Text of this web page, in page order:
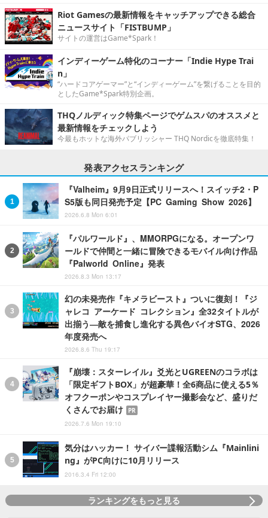
Riot Gamesの最新情報をキャッチアップできる総合
ニュースサイト「FISTBUMP」
サイトの運営はGame*Spark！
インディーゲーム特化のコーナー「Indie Hype Trai
n」
“ハードコアゲーマー”と“インディーゲーム”を繋げることを目的
としたGame*Spark特別企画。
THQノルディック特集ページでゲムスパのオススメと
最新情報をチェックしよう
今最もホットな海外パブリッシャー THQ Nordicを徹底特集！
発表アクセスランキング
『Valheim』9月9日正式リリースへ！スイッチ2・P
S5版も同日発売予定【PC Gaming Show 2026】
2026.6.8 Mon 6:01
『パルワールド』、MMORPGになる。オープンワ
ールドで仲間と一緒に冒険できるモバイル向け作品
『Palworld Online』発表
2026.8.3 Mon 13:17
幻の未発売作『キメラビースト』ついに復刻！『ジ
ャレコ アーケード コレクション』全32タイトルが
出揃う―敵を捕食し進化する異色バイオSTG、2026
年度発売へ
2026.8.6 Thu 19:17
『崩壊：スターレイル』爻光とUGREENのコラボは
「限定ギフトBOX」が超豪華！全6商品に使える5％
オフクーポンやコスプレイヤー撮影会など、盛りだ
くさんでお届け
PR
2026.7.6 Mon 19:10
気分はハッカー！ サイバー諜報活動シム『Mainlini
ng』がPC向けに10月リリース
2016.3.4 Fri 12:00
ランキングをもっと見る